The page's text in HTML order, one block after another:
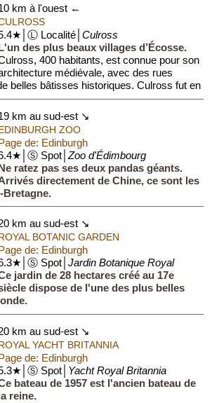
km à l'ouest ←
Localité│Culross
L'un des plus beaux villages d’Écosse.
400 habitants, est connue pour son
médiévale, avec des rues
belles bâtisses historiques. Culross fut en
km au sud-est ↘
ZOO
de: Edinburgh
Spot│Zoo d'Édimbourg
ratez pas ses deux pandas géants.
directement de Chine, ce sont les
Bretagne.
km au sud-est ↘
BOTANIC GARDEN
Page de: Edinburgh
Spot│Jardin Botanique Royal
jardin de 28 hectares créé au 17e
dispose de l'une des plus belles
km au sud-est ↘
YACHT BRITANNIA
Page de: Edinburgh
Spot│ Yacht Royal Britannia
bateau de 1957 est l'ancien bateau de
la reine.